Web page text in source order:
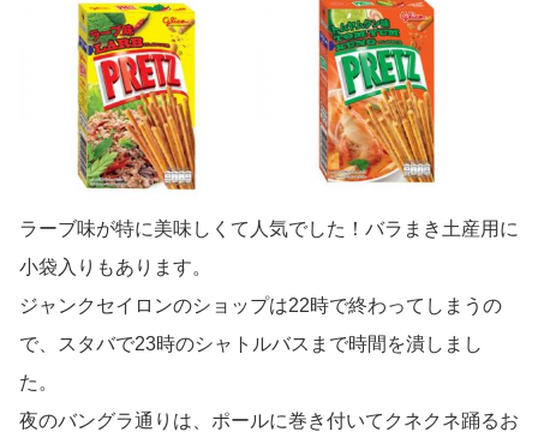
ラーブ味が特に美味しくて人気でした！バラまき土産用に
小袋入りもあります。
ジャンクセイロンのショップは22時で終わってしまうの
で、スタバで23時のシャトルバスまで時間を潰しまし
た。
夜のバングラ通りは、ポールに巻き付いてクネクネ踊るお